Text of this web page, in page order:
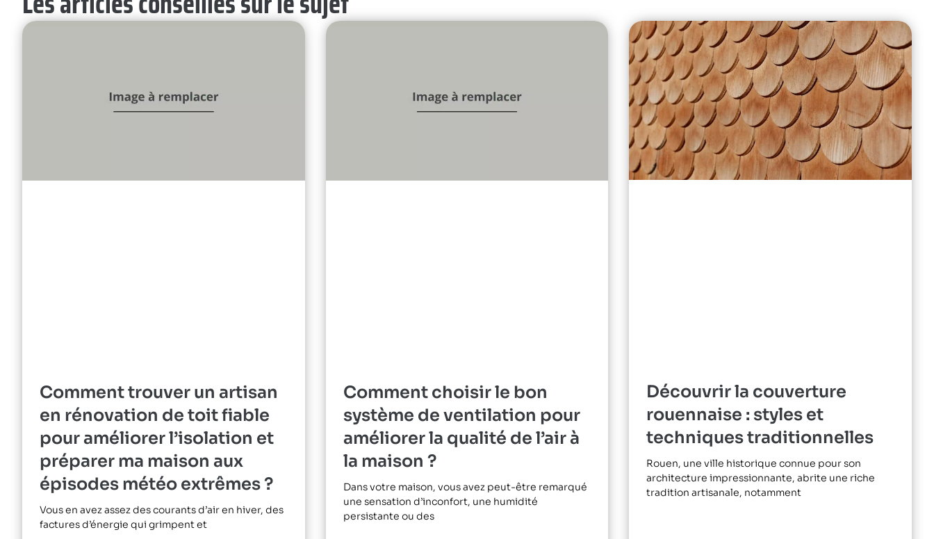
Comment trouver un artisan
en rénovation de toit fiable
pour améliorer l’isolation et
préparer ma maison aux
épisodes météo extrêmes ?
Vous en avez assez des courants d’air en hiver, des
factures d’énergie qui grimpent et
Comment choisir le bon
système de ventilation pour
améliorer la qualité de l’air à
la maison ?
Dans votre maison, vous avez peut-être remarqué
une sensation d’inconfort, une humidité
persistante ou des
Découvrir la couverture
rouennaise : styles et
techniques traditionnelles
Rouen, une ville historique connue pour son
architecture impressionnante, abrite une riche
tradition artisanale, notamment